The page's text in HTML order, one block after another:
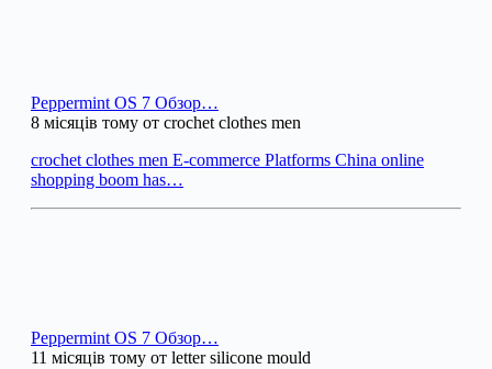
Peppermint OS 7 Обзор…
8 місяців тому от crochet clothes men
crochet clothes men E-commerce Platforms China online
shopping boom has…
Peppermint OS 7 Обзор…
11 місяців тому от letter silicone mould